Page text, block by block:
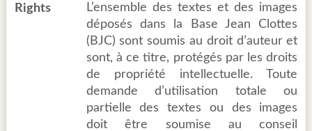
Rights
L’ensemble des textes et des images
déposés dans la Base Jean Clottes
(BJC) sont soumis au droit d’auteur et
sont, à ce titre, protégés par les droits
de propriété intellectuelle. Toute
demande d’utilisation totale ou
partielle des textes ou des images
doit être soumise au conseil